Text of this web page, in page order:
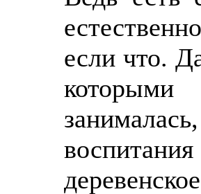
если что.